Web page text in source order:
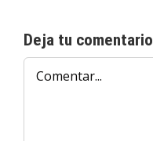
Deja tu comentario
Comentar